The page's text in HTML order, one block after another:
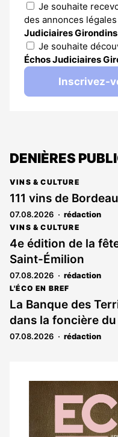
Je souhaite
des annonces
Judiciaires Girondins
Je souhaite
Échos Judiciaires
Inscrivez-
DENIÈRES
VINS & CULTURE
111 vins de
07.08.2026 rédaction
VINS & CULTURE
4e édition de la
Saint-Émilion
07.08.2026 rédaction
L'ÉCO EN BREF
La Banque des
dans la foncière
07.08.2026 rédaction
Notre
dernier
magazine